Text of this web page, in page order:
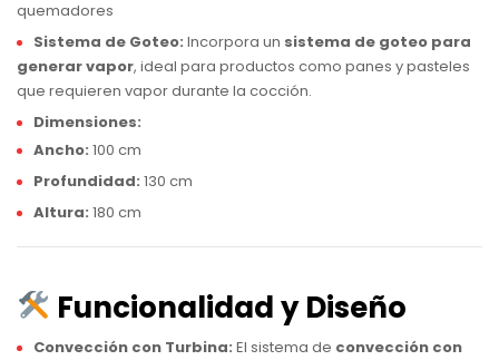
quemadores
Sistema de Goteo: Incorpora un sistema de goteo para
generar vapor, ideal para productos como panes y pasteles
que requieren vapor durante la cocción.
Dimensiones:
Ancho: 100 cm
Profundidad: 130 cm
Altura: 180 cm
Funcionalidad y Diseño
Convección con Turbina: El sistema de convección con